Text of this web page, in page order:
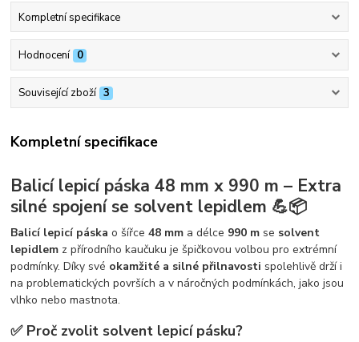
Kompletní specifikace
Hodnocení 0
Související zboží 3
Kompletní specifikace
Balicí lepicí páska 48 mm x 990 m – Extra
silné spojení se solvent lepidlem 💪📦
Balicí lepicí páska o šířce48 mm a délce 990 m se solvent
lepidlem z přírodního kaučuku je špičkovou volbou pro extrémní
podmínky. Díky své okamžité a silné přilnavosti spolehlivě drží i
na problematických površích a v náročných podmínkách, jako jsou
vlhko nebo mastnota.
✅ Proč zvolit solvent lepicí pásku?